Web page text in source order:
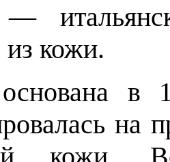
из кожи.
в
на